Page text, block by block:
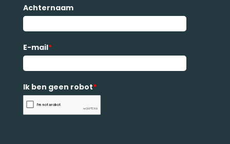
Achternaam
E-mail*
Ik ben geen robot*